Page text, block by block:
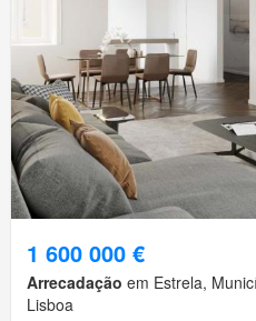
1 600 000 €
Arrecadação em Estrela,
Lisboa